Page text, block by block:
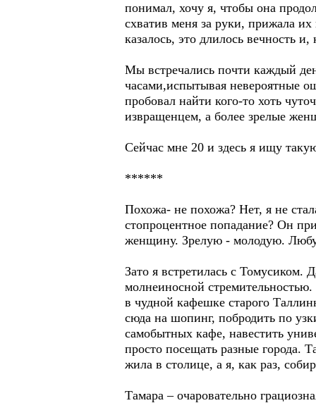
понимал, хочу я, чтобы она
схватив меня за руки, прижала
казалось, это длилось вечность
Мы встречались почти каждый
часами,испытывая невероятные
пробовал найти кого-то хоть
извращенцем, а более зрелые
Сейчас мне 20 и здесь я ищу
******
Похожа- не похожа? Нет, я не
стопроцентное попадание? Он
женщину. Зрелую - молодую.
Зато я встретилась с Томусиком.
молнеиносной
в чудной кафешке старого
сюда на шопинг, побродить по
самобытных кафе, навестить
просто посещать разные города.
жила в столице, а я, как раз,
Тамара – очаровательно